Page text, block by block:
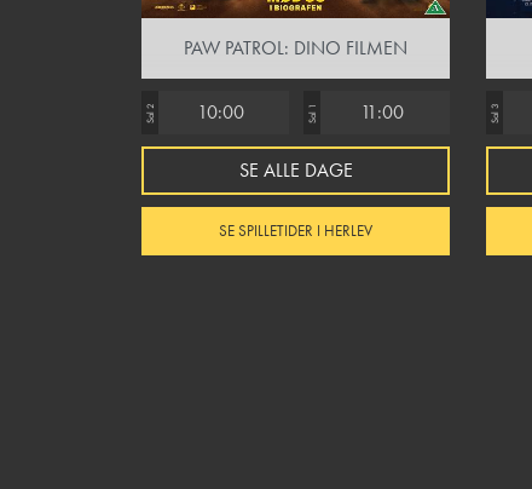
PAW PATROL: DINO FILMEN
Sal 2 10:00 Sal 1 11:00
SE ALLE DAGE
SE SPILLETIDER I HERLEV
Sal 3